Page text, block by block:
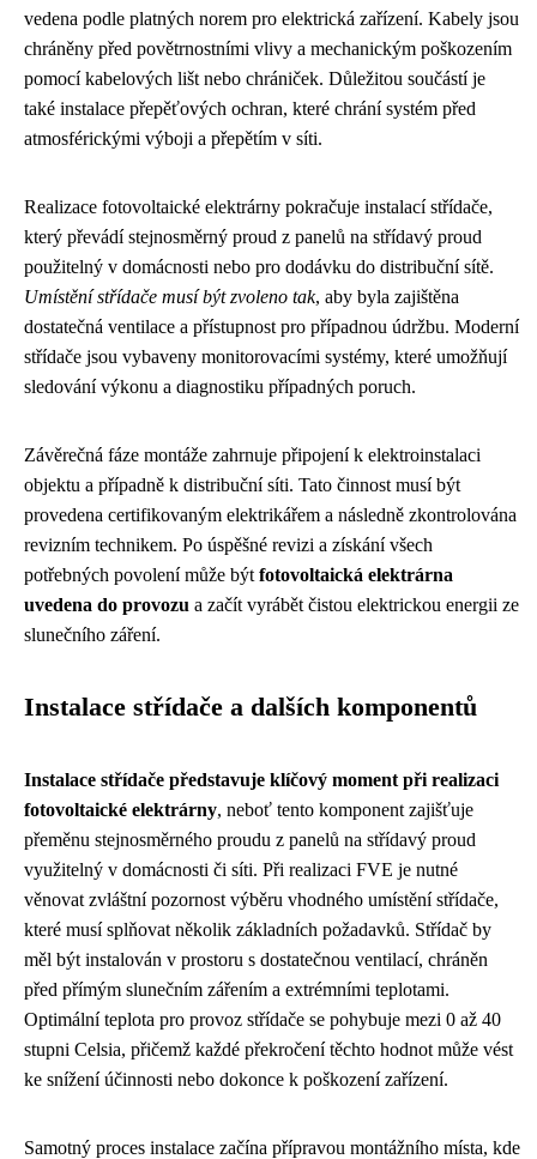
vedena podle platných norem pro elektrická zařízení. Kabely jsou
chráněny před povětrnostními vlivy a mechanickým poškozením
pomocí kabelových lišt nebo chrániček. Důležitou součástí je
také instalace přepěťových ochran, které chrání systém před
atmosférickými výboji a přepětím v síti.
Realizace fotovoltaické elektrárny pokračuje instalací střídače,
který převádí stejnosměrný proud z panelů na střídavý proud
použitelný v domácnosti nebo pro dodávku do distribuční sítě.
Umístění střídače musí být zvoleno tak, aby byla zajištěna
dostatečná ventilace a přístupnost pro případnou údržbu. Moderní
střídače jsou vybaveny monitorovacími systémy, které umožňují
sledování výkonu a diagnostiku případných poruch.
Závěrečná fáze montáže zahrnuje připojení k elektroinstalaci
objektu a případně k distribuční síti. Tato činnost musí být
provedena certifikovaným elektrikářem a následně zkontrolována
revizním technikem. Po úspěšné revizi a získání všech
potřebných povolení může být fotovoltaická elektrárna
uvedena do provozu a začít vyrábět čistou elektrickou energii ze
slunečního záření.
Instalace střídače a dalších komponentů
Instalace střídače představuje klíčový moment při realizaci
fotovoltaické elektrárny, neboť tento komponent zajišťuje
přeměnu stejnosměrného proudu z panelů na střídavý proud
využitelný v domácnosti či síti. Při realizaci FVE je nutné
věnovat zvláštní pozornost výběru vhodného umístění střídače,
které musí splňovat několik základních požadavků. Střídač by
měl být instalován v prostoru s dostatečnou ventilací, chráněn
před přímým slunečním zářením a extrémními teplotami.
Optimální teplota pro provoz střídače se pohybuje mezi 0 až 40
stupni Celsia, přičemž každé překročení těchto hodnot může vést
ke snížení účinnosti nebo dokonce k poškození zařízení.
Samotný proces instalace začína přípravou montážního místa, kde